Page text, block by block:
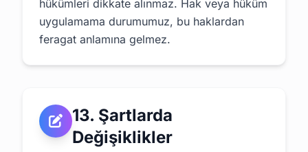
hükümleri dikkate alınmaz. Hak veya hüküm
uygulamama durumumuz, bu haklardan
feragat anlamına gelmez.
13. Şartlarda
Değişiklikler